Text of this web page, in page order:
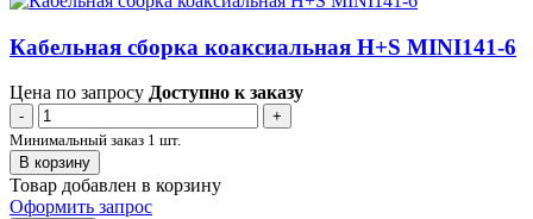
Кабельная сборка коаксиальная H+S MINI141-6
Цена по запросу Доступно к заказу
-
+
Минимальный заказ 1 шт.
В корзину
Товар добавлен в корзину
Оформить запрос